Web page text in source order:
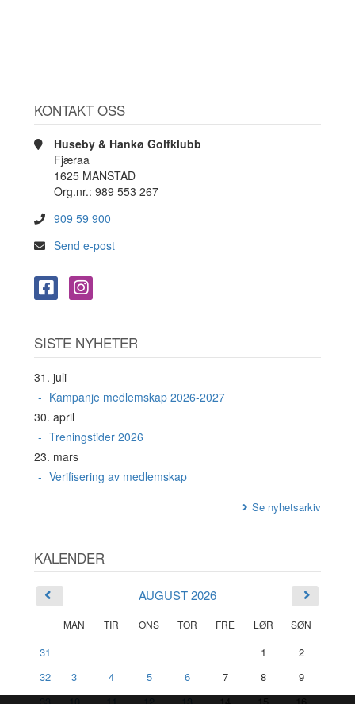
KONTAKT OSS
Huseby & Hankø Golfklubb
Fjæraa
1625 MANSTAD
Org.nr.: 989 553 267
909 59 900
Send e-post
SISTE NYHETER
31. juli
Kampanje medlemskap 2026-2027
30. april
Treningstider 2026
23. mars
Verifisering av medlemskap
Se nyhetsarkiv
KALENDER
AUGUST 2026
MAN TIR ONS TOR FRE LØR SØN
31 1
2
32
3 4 5 6 7 8
9